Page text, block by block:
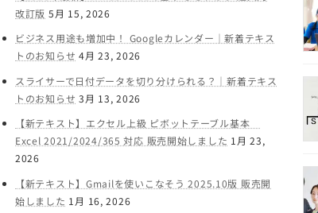
改訂版 5月 15, 2026
ビジネス用途も増加中！ Googleカレンダー｜新着テキス
トのお知らせ 4月 23, 2026
スライサーで日付データを切り分けられる？｜新着テキス
トのお知らせ 3月 13, 2026
【新テキスト】エクセル上級 ピボットテーブル基本
Excel 2021/2024/365 対応 販売開始しました 1月 23,
2026
【新テキスト】Gmailを使いこなそう 2025.10版 販売開
始しました 1月 16, 2026